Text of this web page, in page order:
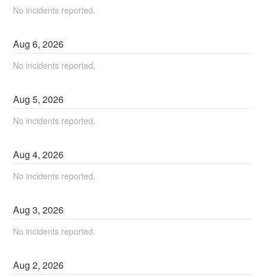
No incidents reported.
Aug6,2026
No incidents reported.
Aug5,2026
No incidents reported.
Aug4,2026
No incidents reported.
Aug3,2026
No incidents reported.
Aug2,2026